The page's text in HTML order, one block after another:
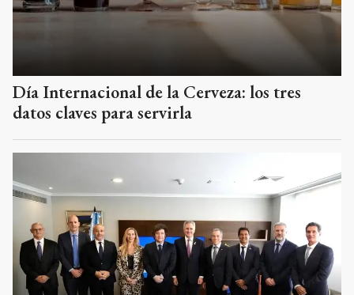
Día Internacional de la Cerveza: los tres
datos claves para servirla